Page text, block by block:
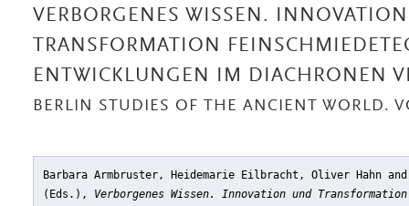
VERBORGENES WISSEN.
TRANSFORMATION
ENTWICKLUNGEN IM DIACHRONEN
BERLIN STUDIES OF THE ANCIENT WORLD.
Barbara Armbruster, Heidemarie Eilbracht, Oliver Hahn and
(Eds.), Verborgenes Wissen. Innovation und